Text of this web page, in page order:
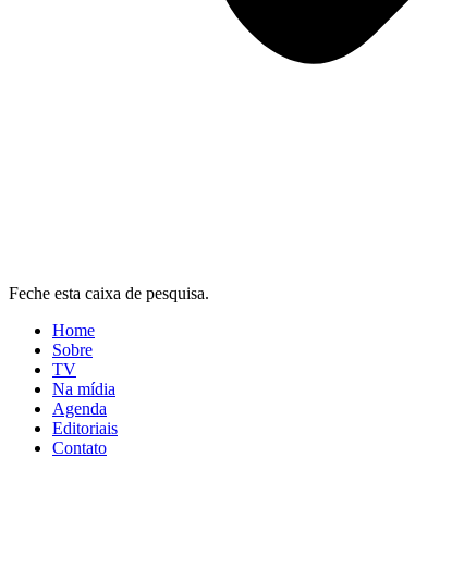
Feche esta caixa de pesquisa.
Home
Sobre
TV
Na mídia
Agenda
Editoriais
Contato